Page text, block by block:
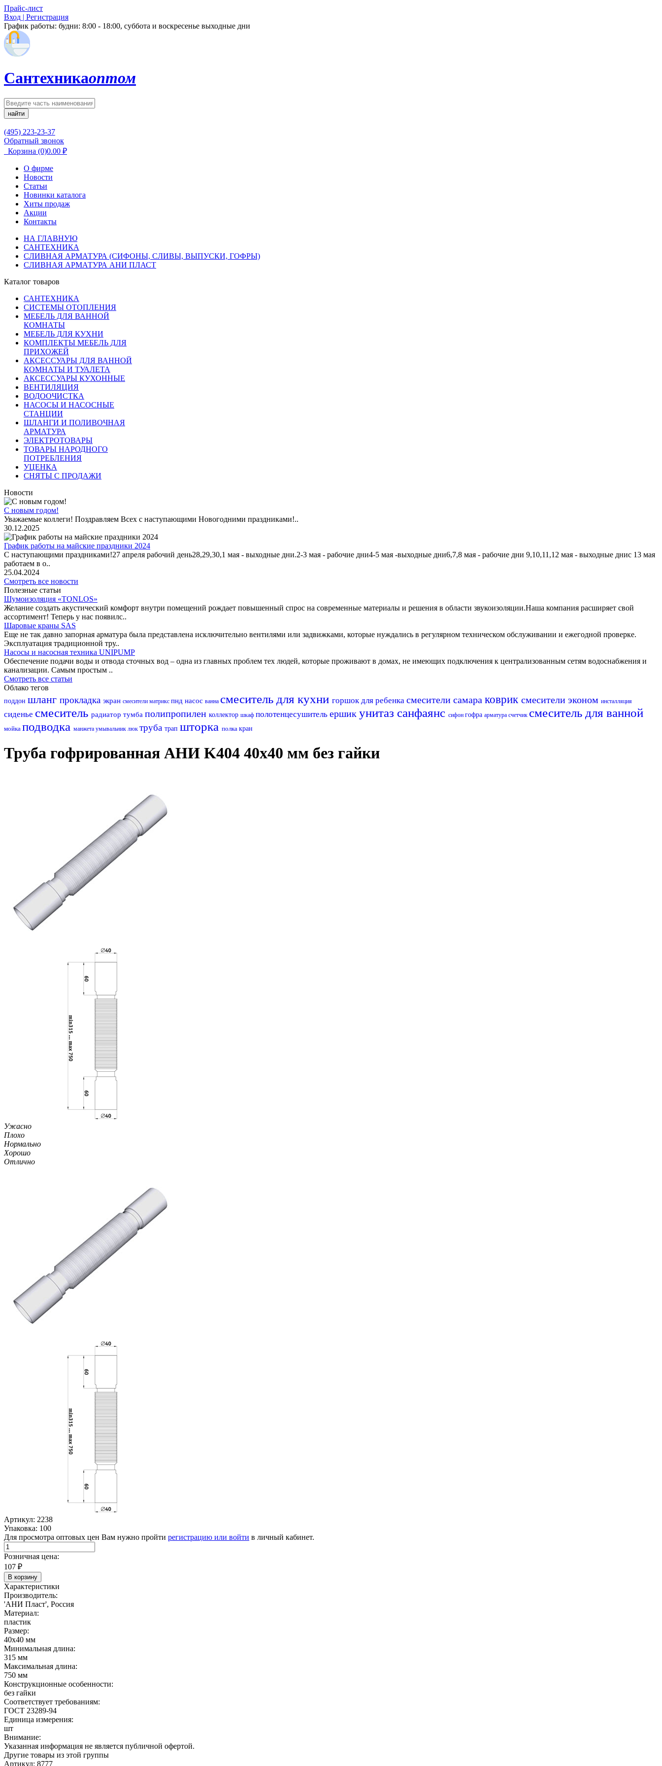
Прайс-лист
Вход | Регистрация
График работы: будни: 8:00 - 18:00, суббота и воскресенье выходные дни
Сантехникаоптом
найти
(495) 223-23-37
Обратный звонок
Корзина (0)0.00 ₽
О фирме
Новости
Статьи
Новинки каталога
Хиты продаж
Акции
Контакты
НА ГЛАВНУЮ
САНТЕХНИКА
СЛИВНАЯ АРМАТУРА (СИФОНЫ, СЛИВЫ, ВЫПУСКИ, ГОФРЫ)
СЛИВНАЯ АРМАТУРА АНИ ПЛАСТ
Каталог товаров
САНТЕХНИКА
СИСТЕМЫ ОТОПЛЕНИЯ
МЕБЕЛЬ ДЛЯ ВАННОЙ
КОМНАТЫ
МЕБЕЛЬ ДЛЯ КУХНИ
КОМПЛЕКТЫ МЕБЕЛЬ ДЛЯ
ПРИХОЖЕЙ
АКСЕССУАРЫ ДЛЯ ВАННОЙ
КОМНАТЫ И ТУАЛЕТА
АКСЕССУАРЫ КУХОННЫЕ
ВЕНТИЛЯЦИЯ
ВОДООЧИСТКА
НАСОСЫ И НАСОСНЫЕ
СТАНЦИИ
ШЛАНГИ И ПОЛИВОЧНАЯ
АРМАТУРА
ЭЛЕКТРОТОВАРЫ
ТОВАРЫ НАРОДНОГО
ПОТРЕБЛЕНИЯ
УЦЕНКА
СНЯТЫ С ПРОДАЖИ
Новости
С новым годом!
Уважаемые коллеги! Поздравляем Всех с наступающими Новогодними праздниками!..
30.12.2025
График работы на майские праздники 2024
С наступающими праздниками!27 апреля рабочий день28,29,30,1 мая - выходные дни.2-3 мая - рабочие дни4-5 мая -выходные дни6,7,8 мая - рабочие дни 9,10,11,12 мая - выходные днис 13 мая
работаем в о..
25.04.2024
Смотреть все новости
Полезные статьи
Шумоизоляция «TONLOS»
Желание создать акустический комфорт внутри помещений рождает повышенный спрос на современные материалы и решения в области звукоизоляции.Наша компания расширяет свой
ассортимент! Теперь у нас появилс..
Шаровые краны SAS
Еще не так давно запорная арматура была представлена исключительно вентилями или задвижками, которые нуждались в регулярном техническом обслуживании и ежегодной проверке.
Эксплуатация традиционной тру..
Насосы и насосная техника UNIPUMP
Обеспечение подачи воды и отвода сточных вод – одна из главных проблем тех людей, которые проживают в домах, не имеющих подключения к централизованным сетям водоснабжения и
канализации. Самым простым ..
Смотреть все статьи
Облако тегов
поддон шланг прокладка экран смесители матрикс пнд насос ванна смеситель для кухни горшок для ребенка смесители самара коврик смесители эконом инсталляция
сиденье смеситель радиатор тумба полипропилен коллектор шкаф полотенцесушитель ершик унитаз санфаянс сифон гофра арматура счетчик смеситель для ванной
мойка подводка манжета умывальник люк труба трап шторка полка кран
Труба гофрированная АНИ K404 40х40 мм без гайки
Ужасно
Плохо
Нормально
Хорошо
Отлично
Артикул: 2238
Упаковка: 100
Для просмотра оптовых цен Вам нужно пройти регистрацию или войти в личный кабинет.
Розничная цена:
107 ₽
В корзину
Характеристики
Производитель:
'АНИ Пласт', Россия
Материал:
пластик
Размер:
40х40 мм
Минимальная длина:
315 мм
Максимальная длина:
750 мм
Конструкционные особенности:
без гайки
Соответствует требованиям:
ГОСТ 23289-94
Единица измерения:
шт
Внимание:
Указанная информация не является публичной офертой.
Другие товары из этой группы
Артикул: 8777